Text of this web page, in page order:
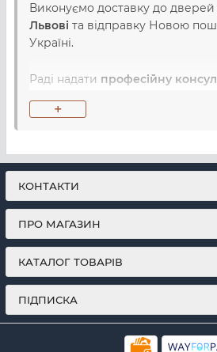
Виконуємо доставку до дверей
Львові та відправку Новою
Україні.
Раді надати професійну
використанням товарів з
пропонує виключно офіційну
товари від виробника.
+
КОНТАКТИ
ПРО МАГАЗИН
КАТАЛОГ ТОВАРІВ
ПІДПИСКА